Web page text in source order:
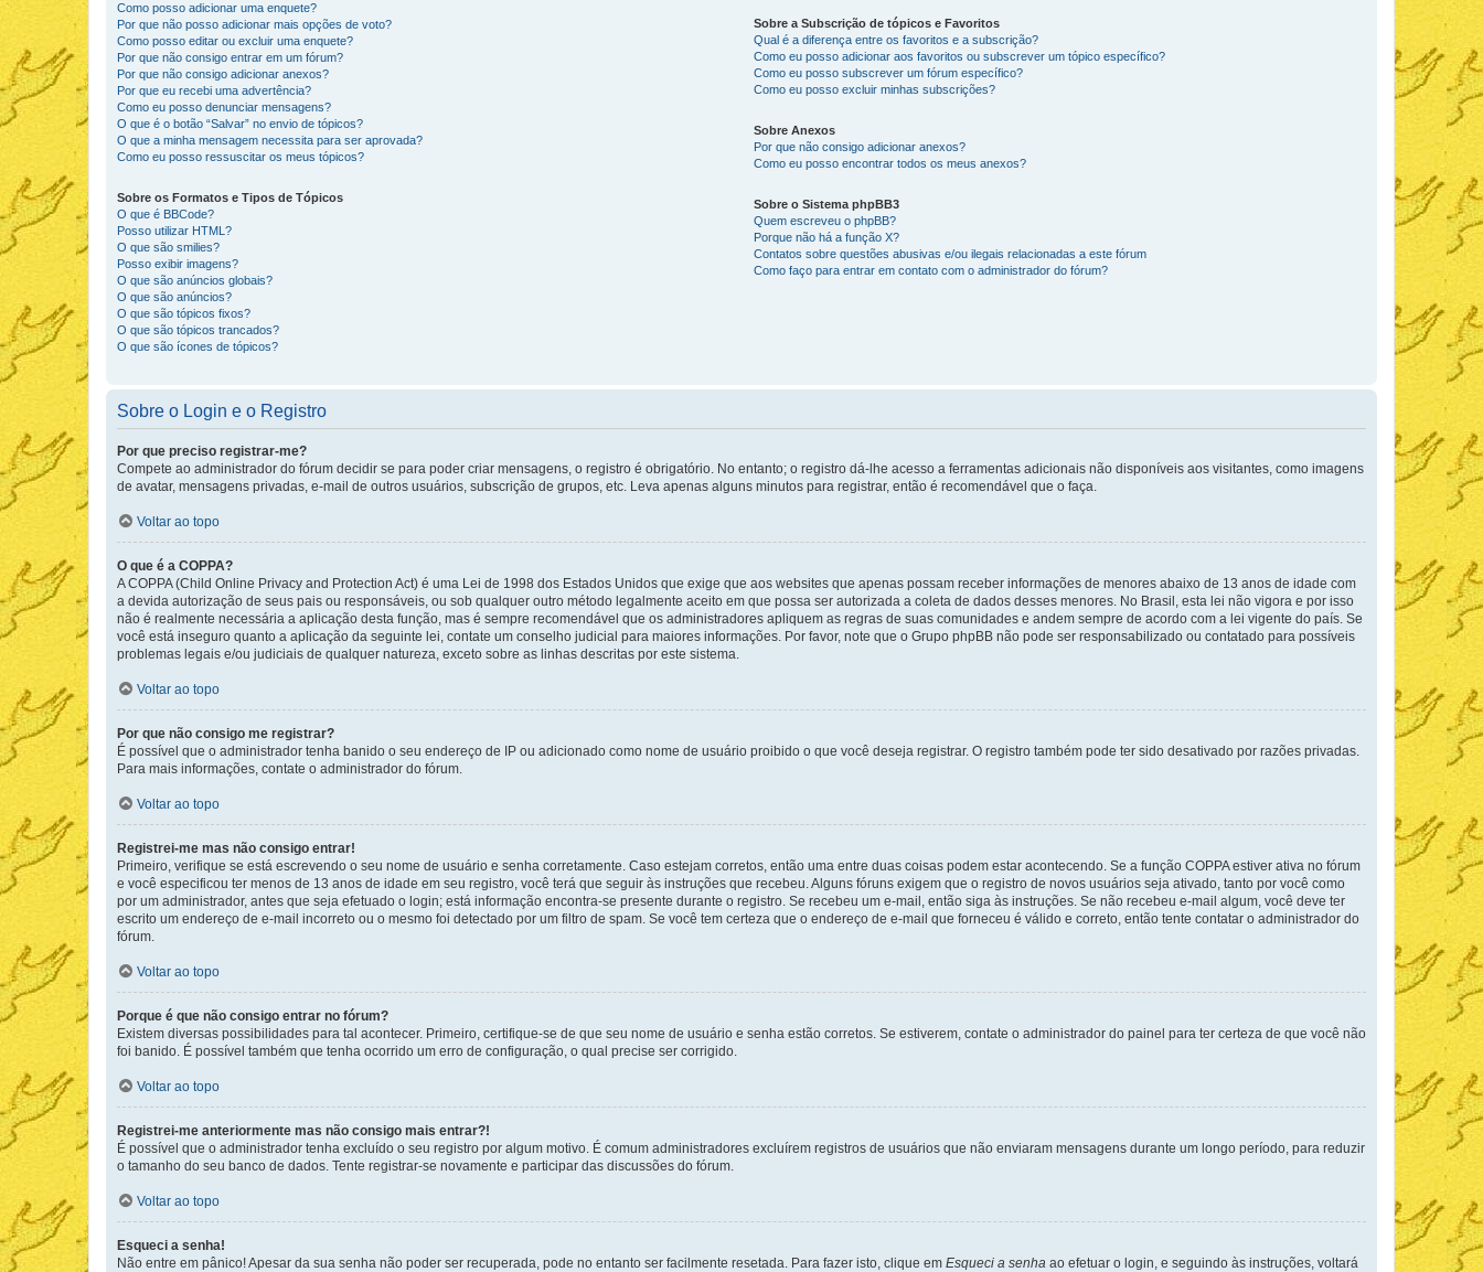
Como posso adicionar uma enquete?
Por que não posso adicionar mais opções de voto?
Como posso editar ou excluir uma enquete?
Por que não consigo entrar em um fórum?
Por que não consigo adicionar anexos?
Por que eu recebi uma advertência?
Como eu posso denunciar mensagens?
O que é o botão “Salvar” no envio de tópicos?
O que a minha mensagem necessita para ser aprovada?
Como eu posso ressuscitar os meus tópicos?
Sobre os Formatos e Tipos de Tópicos
O que é BBCode?
Posso utilizar HTML?
O que são smilies?
Posso exibir imagens?
O que são anúncios globais?
O que são anúncios?
O que são tópicos fixos?
O que são tópicos trancados?
O que são ícones de tópicos?
Sobre a Subscrição de tópicos e Favoritos
Qual é a diferença entre os favoritos e a subscrição?
Como eu posso adicionar aos favoritos ou subscrever um tópico específico?
Como eu posso subscrever um fórum específico?
Como eu posso excluir minhas subscrições?
Sobre Anexos
Por que não consigo adicionar anexos?
Como eu posso encontrar todos os meus anexos?
Sobre o Sistema phpBB3
Quem escreveu o phpBB?
Porque não há a função X?
Contatos sobre questões abusivas e/ou ilegais relacionadas a este fórum
Como faço para entrar em contato com o administrador do fórum?
Sobre o Login e o Registro
Por que preciso registrar-me?
Compete ao administrador do fórum decidir se para poder criar mensagens, o registro é obrigatório. No entanto; o registro dá-lhe acesso a ferramentas adicionais não disponíveis aos visitantes, como imagens
de avatar, mensagens privadas, e-mail de outros usuários, subscrição de grupos, etc. Leva apenas alguns minutos para registrar, então é recomendável que o faça.
Voltar ao topo
O que é a COPPA?
A COPPA (Child Online Privacy and Protection Act) é uma Lei de 1998 dos Estados Unidos que exige que aos websites que apenas possam receber informações de menores abaixo de 13 anos de idade com
a devida autorização de seus pais ou responsáveis, ou sob qualquer outro método legalmente aceito em que possa ser autorizada a coleta de dados desses menores. No Brasil, esta lei não vigora e por isso
não é realmente necessária a aplicação desta função, mas é sempre recomendável que os administradores apliquem as regras de suas comunidades e andem sempre de acordo com a lei vigente do país. Se
você está inseguro quanto a aplicação da seguinte lei, contate um conselho judicial para maiores informações. Por favor, note que o Grupo phpBB não pode ser responsabilizado ou contatado para possíveis
problemas legais e/ou judiciais de qualquer natureza, exceto sobre as linhas descritas por este sistema.
Voltar ao topo
Por que não consigo me registrar?
É possível que o administrador tenha banido o seu endereço de IP ou adicionado como nome de usuário proibido o que você deseja registrar. O registro também pode ter sido desativado por razões privadas.
Para mais informações, contate o administrador do fórum.
Voltar ao topo
Registrei-me mas não consigo entrar!
Primeiro, verifique se está escrevendo o seu nome de usuário e senha corretamente. Caso estejam corretos, então uma entre duas coisas podem estar acontecendo. Se a função COPPA estiver ativa no fórum
e você especificou ter menos de 13 anos de idade em seu registro, você terá que seguir às instruções que recebeu. Alguns fóruns exigem que o registro de novos usuários seja ativado, tanto por você como
por um administrador, antes que seja efetuado o login; está informação encontra-se presente durante o registro. Se recebeu um e-mail, então siga às instruções. Se não recebeu e-mail algum, você deve ter
escrito um endereço de e-mail incorreto ou o mesmo foi detectado por um filtro de spam. Se você tem certeza que o endereço de e-mail que forneceu é válido e correto, então tente contatar o administrador do
fórum.
Voltar ao topo
Porque é que não consigo entrar no fórum?
Existem diversas possibilidades para tal acontecer. Primeiro, certifique-se de que seu nome de usuário e senha estão corretos. Se estiverem, contate o administrador do painel para ter certeza de que você não
foi banido. É possível também que tenha ocorrido um erro de configuração, o qual precise ser corrigido.
Voltar ao topo
Registrei-me anteriormente mas não consigo mais entrar?!
É possível que o administrador tenha excluído o seu registro por algum motivo. É comum administradores excluírem registros de usuários que não enviaram mensagens durante um longo período, para reduzir
o tamanho do seu banco de dados. Tente registrar-se novamente e participar das discussões do fórum.
Voltar ao topo
Esqueci a senha!
Não entre em pânico! Apesar da sua senha não poder ser recuperada, pode no entanto ser facilmente resetada. Para fazer isto, clique em Esqueci a senha ao efetuar o login, e seguindo às instruções, voltará